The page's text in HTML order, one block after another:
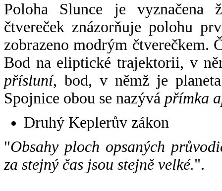
Poloha Slunce je vyznačena
čtvereček znázorňuje polohu
zobrazeno modrým čtverečkem.
Bod na eliptické trajektorii, v
přísluní, bod, v němž je
Spojnice obou se nazývá přímka
Druhý Keplerův zákon
"Obsahy ploch opsaných
za stejný čas jsou stejně velké.".